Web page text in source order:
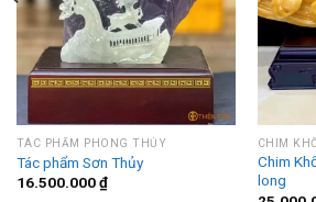
TÁC PHẨM PHONG THỦY
Tác phẩm Sơn Thủy
16.500.000₫
CHIM
Chim
long